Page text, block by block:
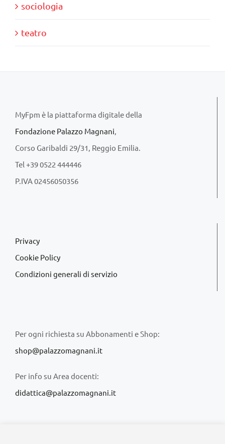
sociologia
teatro
MyFpm è la piattaforma digitale della
Fondazione Palazzo Magnani,
Corso Garibaldi 29/31, Reggio Emilia.
Tel +39 0522 444446
P.IVA 02456050356
Privacy
Cookie Policy
Condizioni generali di servizio
Per ogni richiesta su Abbonamenti e Shop:
shop@palazzomagnani.it
Per info su Area docenti:
didattica@palazzomagnani.it